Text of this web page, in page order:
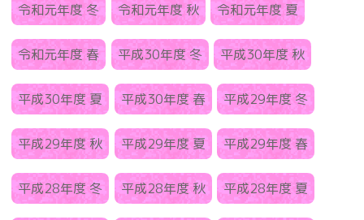
令和元年度 冬 令和元年度 秋 令和元年度 夏
令和元年度 春 平成30年度 冬 平成30年度 秋
平成30年度 夏 平成30年度 春 平成29年度 冬
平成29年度 秋 平成29年度 夏 平成29年度 春
平成28年度 冬 平成28年度 秋 平成28年度 夏